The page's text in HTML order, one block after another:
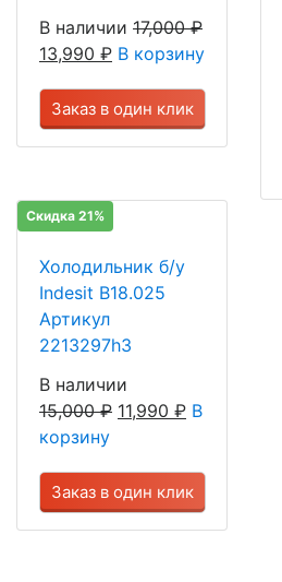
В наличии 17,000₽
13,990 ₽ В корзину
Заказ в один клик
Скидка 21%
Холодильник б/у
Indesit B18.025
Артикул
2213297h3
В наличии
15,000₽ 11,990 ₽ В
корзину
Заказ в один клик